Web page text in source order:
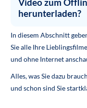
herunterladen?
In diesem Abschnitt
Sie alle Ihre
und ohne Internet
Alles, was Sie dazu
und schon sind Sie